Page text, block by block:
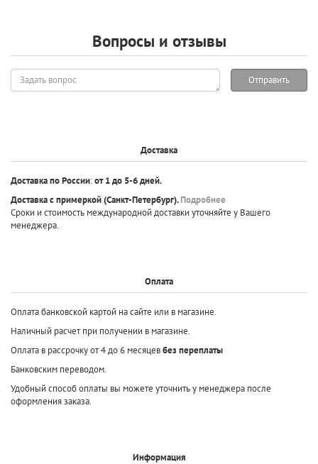
Вопросы и отзывы
Задать
вопрос
Отправить
Доставка
Доставка по России:от 1 до 5-6 дней.
Доставка с примеркой(Санкт-Петербург).Подробнее
Сроки и стоимость международной доставки уточняйте у Вашего
менеджера.
Оплата
Оплата банковской картой на сайте или в магазине.
Наличный расчет при получении в магазине.
Оплата в рассрочку от 4 до 6 месяцевбез переплаты
Банковским переводом.
Удобный способ оплаты вы можете уточнить у менеджера после
оформления заказа.
Информация